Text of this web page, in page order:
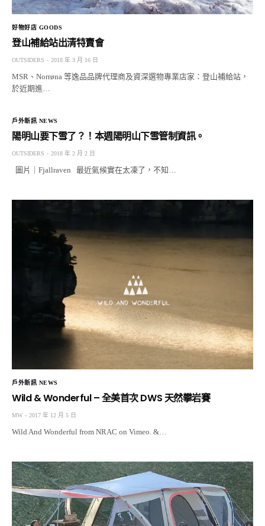
好物好店 GOODS
登山補給站出清特賣會
OUTSIDERS 2018 年 3 月 16 日
MSR、Norrøna 等逸品品牌代理商及資深選物專業店家：登山補給站，
於近期進…
戶外新訊 NEWS
陽明山要下雪了？！本週陽明山下雪管制資訊。
OUTSIDERS 2018 年 2 月 2 日
圖片｜Fjallraven 最近氣候實在太凍了，不知…
戶外新訊 NEWS
Wild & Wonderful – 全美首次 DWS 天然攀岩賽
MW 2017 年 12 月 5 日
Wild And Wonderful from NRAC on Vimeo. &…